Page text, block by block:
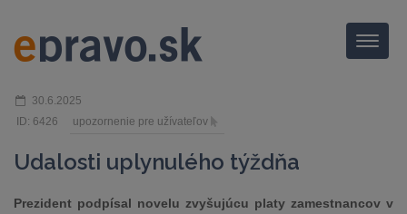
Menu
30.6.2025
ID: 6426
upozornenie pre užívateľov
Udalosti uplynulého týždňa
Prezident podpísal novelu zvyšujúcu platy zamestnancov v